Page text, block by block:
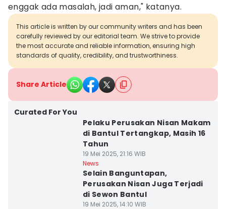
enggak ada masalah, jadi aman," katanya.
This article is written by our community writers and has been
carefully reviewed by our editorial team. We strive to provide
the most accurate and reliable information, ensuring high
standards of quality, credibility, and trustworthiness.
Share Article
Curated For You
Pelaku Perusakan Nisan Makam
di Bantul Tertangkap, Masih 16
Tahun
19 Mei 2025, 21:16 WIB
News
Selain Banguntapan,
Perusakan Nisan Juga Terjadi
di Sewon Bantul
19 Mei 2025, 14:10 WIB